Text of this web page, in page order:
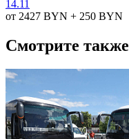
14.11
от 2427 BYN + 250 BYN
Смотрите также